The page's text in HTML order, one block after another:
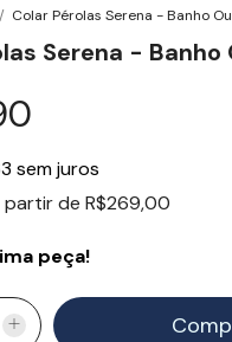
/ Colar Pérolas Serena - Banho
Serena - Banho
sem juros
partir de R$269,00
peça!